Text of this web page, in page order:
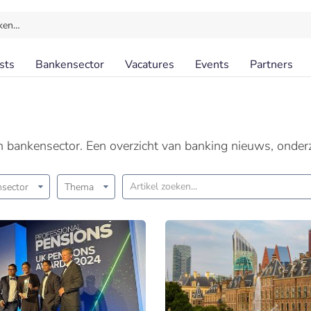
Bankensector Vacatures Events Partners
Een overzicht van banking nieuws,
Thema